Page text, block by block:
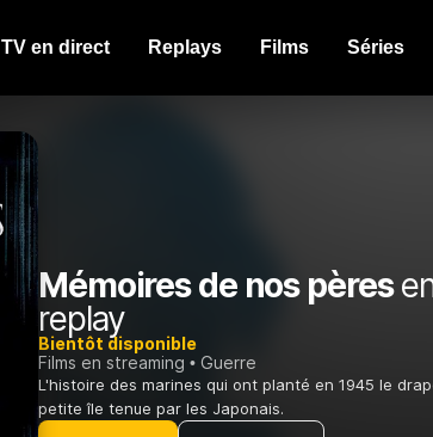
TV en direct Replays Films Séries
Mémoires de nos pères
replay
Bientôt disponible
Films en streaming
Guerre
L'histoire des marines qui ont planté en 1945 le
petite île tenue par les Japonais.